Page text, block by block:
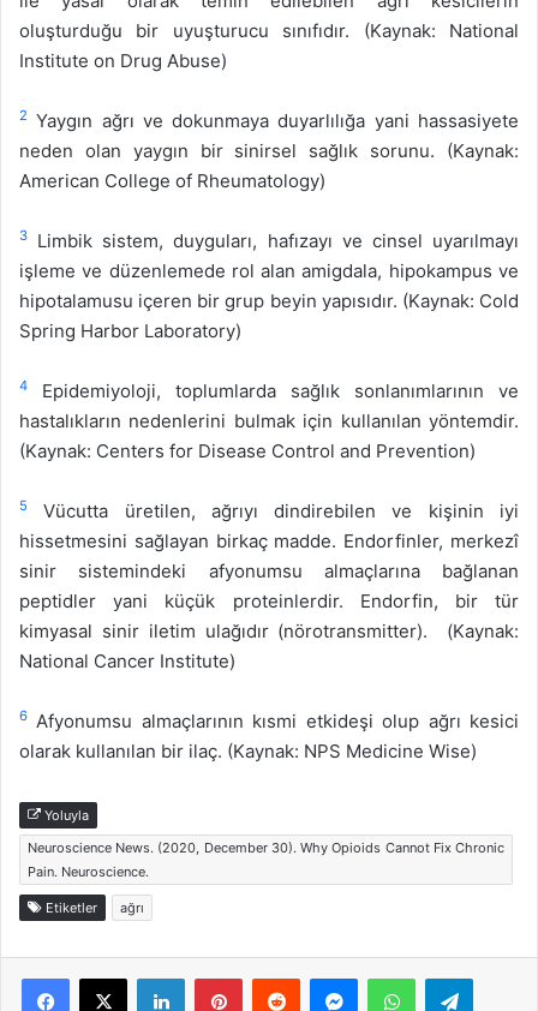
oluşturduğu bir uyuşturucu sınıfıdır. (Kaynak: National
Institute on Drug Abuse)
2 Yaygın ağrı ve dokunmaya duyarlılığa yani hassasiyete
neden olan yaygın bir sinirsel sağlık sorunu. (Kaynak:
American College of Rheumatology)
3
Limbik sistem, duyguları, hafızayı ve cinsel uyarılmayı
işleme ve düzenlemede rol alan amigdala, hipokampus ve
hipotalamusu içeren bir grup beyin yapısıdır. (Kaynak: Cold
Spring Harbor Laboratory)
4
Epidemiyoloji, toplumlarda sağlık sonlanımlarının ve
hastalıkların nedenlerini bulmak için kullanılan yöntemdir.
(Kaynak: Centers for Disease Control and Prevention)
5
Vücutta üretilen, ağrıyı dindirebilen ve kişinin iyi
hissetmesini sağlayan birkaç madde. Endorfinler, merkezî
sinir sistemindeki afyonumsu almaçlarına bağlanan
peptidler yani küçük proteinlerdir. Endorfin, bir tür
kimyasal sinir iletim ulağıdır (nörotransmitter). (Kaynak:
National Cancer Institute)
6 Afyonumsu almaçlarının kısmi etkideşi olup ağrı kesici
olarak kullanılan bir ilaç. (Kaynak: NPS Medicine Wise)
Yoluyla
Neuroscience News. (2020, December 30). Why Opioids Cannot Fix Chronic
Pain. Neuroscience.
Etiketler ağrı
Facebook
X LinkedInPinterestReddit MessengerWhatsApp